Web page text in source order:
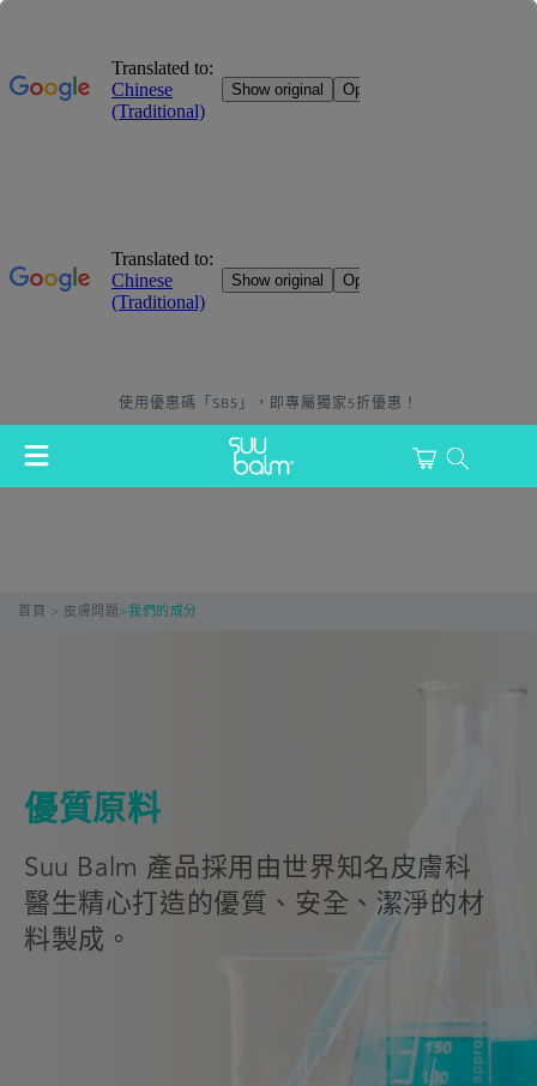
容
使用優惠碼「SB5」，即專屬獨家5折優惠！
購
物
車
首頁 >皮膚問題>我們的成分
優質原料
Suu Balm 產品採用由世界知名皮膚科
醫生精心打造的優質、安全、潔淨的材
料製成。